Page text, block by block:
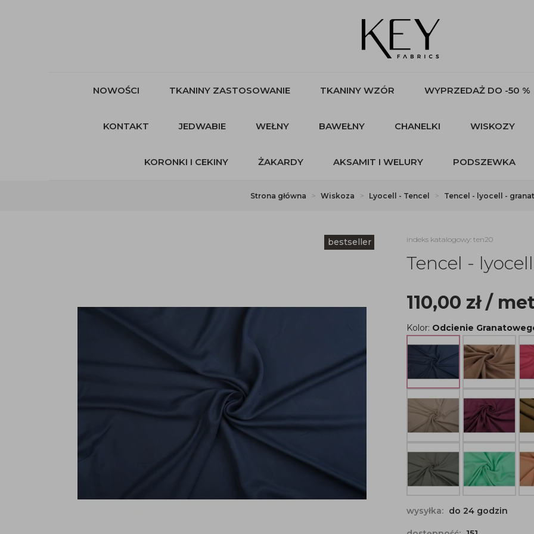
NOWOŚCI TKANINY ZASTOSOWANIE TKANINY WZÓR WYPRZEDAŻ DO -50 %
KONTAKT JEDWABIE WEŁNY BAWEŁNY CHANELKI WISKOZY
KORONKI I CEKINY ŻAKARDY AKSAMIT I WELURY PODSZEWKA
Strona główna Wiskoza Lyocell - Tencel Tencel - lyocell -
bestseller indeks katalogowy: ten20
Tencel -
110,00 zł/
Kolor: Odcienie
wysyłka: do 24 godzin